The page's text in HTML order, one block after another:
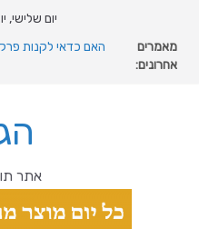
content
יום שלישי, יולי 28,
מאמרים
אחרונים:
לאינטרסים
המדריך המלא
אתר